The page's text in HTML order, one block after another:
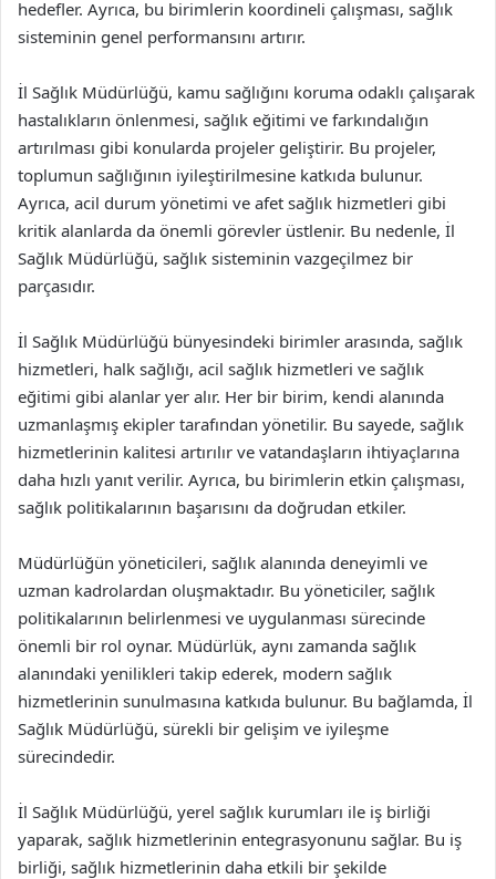
hedefler. Ayrıca, bu birimlerin koordineli çalışması, sağlık
sisteminin genel performansını artırır.
İl Sağlık Müdürlüğü, kamu sağlığını koruma odaklı çalışarak
hastalıkların önlenmesi, sağlık eğitimi ve farkındalığın
artırılması gibi konularda projeler geliştirir. Bu projeler,
toplumun sağlığının iyileştirilmesine katkıda bulunur.
Ayrıca, acil durum yönetimi ve afet sağlık hizmetleri gibi
kritik alanlarda da önemli görevler üstlenir. Bu nedenle, İl
Sağlık Müdürlüğü, sağlık sisteminin vazgeçilmez bir
parçasıdır.
İl Sağlık Müdürlüğü bünyesindeki birimler arasında, sağlık
hizmetleri, halk sağlığı, acil sağlık hizmetleri ve sağlık
eğitimi gibi alanlar yer alır. Her bir birim, kendi alanında
uzmanlaşmış ekipler tarafından yönetilir. Bu sayede, sağlık
hizmetlerinin kalitesi artırılır ve vatandaşların ihtiyaçlarına
daha hızlı yanıt verilir. Ayrıca, bu birimlerin etkin çalışması,
sağlık politikalarının başarısını da doğrudan etkiler.
Müdürlüğün yöneticileri, sağlık alanında deneyimli ve
uzman kadrolardan oluşmaktadır. Bu yöneticiler, sağlık
politikalarının belirlenmesi ve uygulanması sürecinde
önemli bir rol oynar. Müdürlük, aynı zamanda sağlık
alanındaki yenilikleri takip ederek, modern sağlık
hizmetlerinin sunulmasına katkıda bulunur. Bu bağlamda, İl
Sağlık Müdürlüğü, sürekli bir gelişim ve iyileşme
sürecindedir.
İl Sağlık Müdürlüğü, yerel sağlık kurumları ile iş birliği
yaparak, sağlık hizmetlerinin entegrasyonunu sağlar. Bu iş
birliği, sağlık hizmetlerinin daha etkili bir şekilde